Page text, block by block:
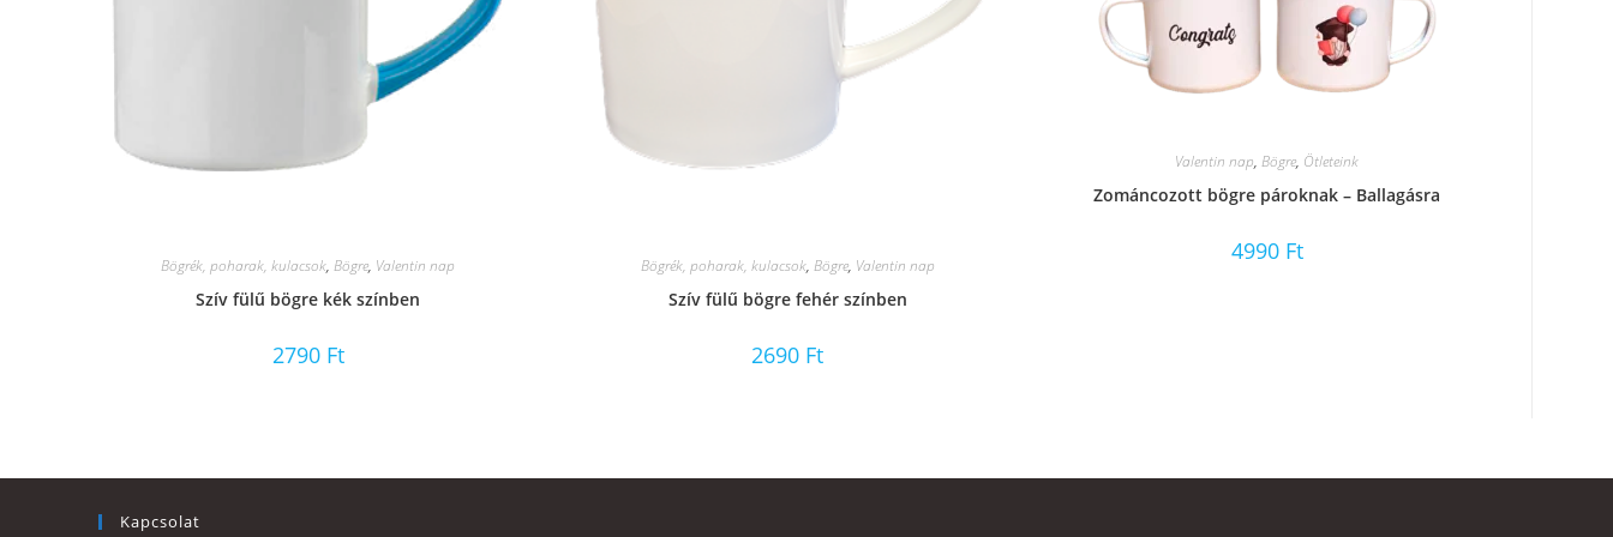
Bögrék, poharak, kulacsok,Bögre, Valentin nap
Szív fülű bögre kék színben
2790 Ft
Bögrék, poharak, kulacsok, Bögre, Valentin nap
Szív fülű bögre fehér színben
2690 Ft
Valentin nap,Bögre, Ötleteink
Zománcozott bögre pároknak – Ballagásra
4990 Ft
Kapcsolat